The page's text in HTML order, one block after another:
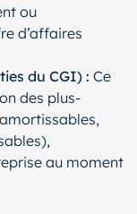
ou
d’affaires
du CGI) : Ce
des plus-
au moment